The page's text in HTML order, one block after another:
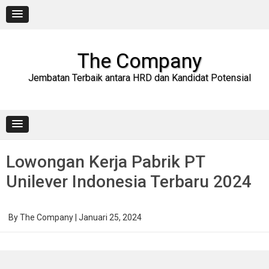
content
The Company
Jembatan Terbaik antara HRD dan Kandidat Potensial
Lowongan Kerja Pabrik PT
Unilever Indonesia Terbaru 2024
ByThe Company Januari 25, 2024